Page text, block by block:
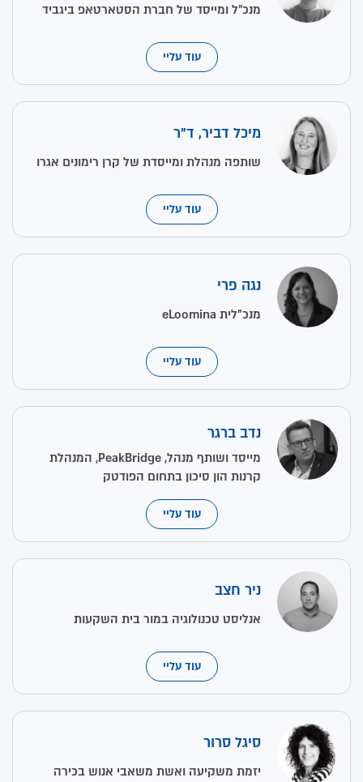
מנכ״ל ומייסד של חברת הסטארטאפ ביגביד
עוד עליי
מיכל דביר, ד"ר
שותפה מנהלת ומייסדת של קרן רימונים אגרו
עוד עליי
נגה פרי
מנכ"לית eLoomina
עוד עליי
נדב ברגר
מייסד ושותף מנהל, PeakBridge, המנהלת
קרנות הון סיכון בתחום הפודטק
עוד עליי
ניר חצב
אנליסט טכנולוגיה במור בית השקעות
עוד עליי
סיגל סרור
יזמת משקיעה ואשת משאבי אנוש בכירה